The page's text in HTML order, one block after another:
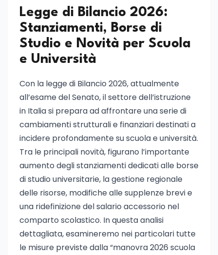
Legge di Bilancio 2026:
Stanziamenti, Borse di
Studio e Novità per Scuola
e Università
Con la legge di Bilancio 2026, attualmente
all’esame del Senato, il settore dell’istruzione
in Italia si prepara ad affrontare una serie di
cambiamenti strutturali e finanziari destinati a
incidere profondamente su scuola e università.
Tra le principali novità, figurano l’importante
aumento degli stanziamenti dedicati alle borse
di studio universitarie, la gestione regionale
delle risorse, modifiche alle supplenze brevi e
una ridefinizione del salario accessorio nel
comparto scolastico. In questa analisi
dettagliata, esamineremo nei particolari tutte
le misure previste dalla “manovra 2026 scuola